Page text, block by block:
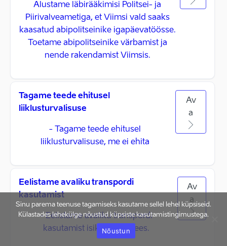
Alustame läbirääkimisi Politsei- ja
Piirivalveametiga, et Viimsi vald saaks
kaasatud abipolitseinike igapäevatöösse.
Toetame abipolitseinike värbamist ja
nende rakendamist Viimsis.
Tagame teede ehitusel
liiklusturvalisuse
- Tagame teede ehitusel
liiklusturvalisuse, me ei ehita
Av
a
Eelistame avaliku transpordi
kasutamist
- Eelistame avaliku transpordi
kasutamist isikliku auto ees.
Av
a
Sinu parema teenuse tagamiseks kasutame sellel lehel küpsiseid.
Külastades lehekülge nõustud küpsiste kasutamistingimustega.
Nõustun